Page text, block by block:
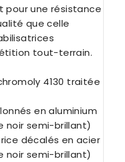
pour une résistance
que celle
tout-terrain.
4130 traitée
en aluminium
noir semi-brillant)
décalés en acier
noir semi-brillant)